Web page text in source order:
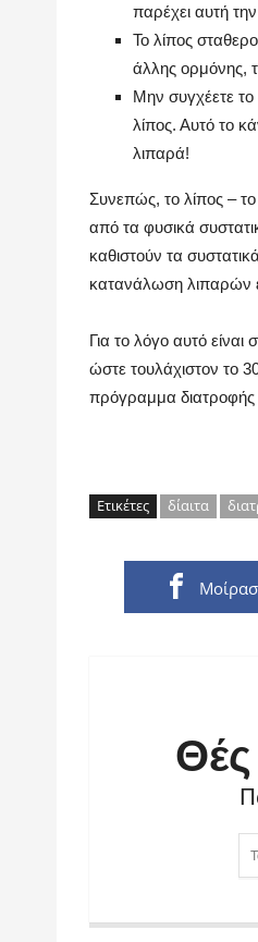
παρέχει αυτή
Το λίπος
άλλης ορμόνης,
Μην συγχέετε το
λίπος. Αυτό το
λιπαρά!
Συνεπώς, το λίπος – το
από τα φυσικά
καθιστούν τα
κατανάλωση λιπαρών
Για το λόγο αυτό
ώστε τουλάχιστον το
πρόγραμμα
Ετικέτες δίαιτα